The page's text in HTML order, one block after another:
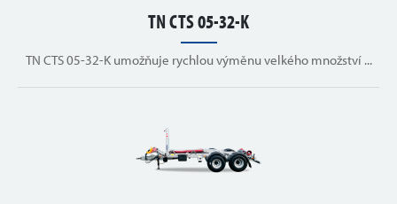
TN CTS 05-32-K
TN CTS 05-32-K umožňuje rychlou výměnu velkého množství ...